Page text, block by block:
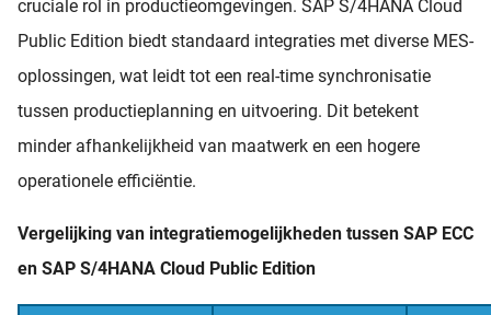
cruciale rol in productieomgevingen. SAP S/4HANA Cloud
Public Edition biedt standaard integraties met diverse MES-
oplossingen, wat leidt tot een real-time synchronisatie
tussen productieplanning en uitvoering. Dit betekent
minder afhankelijkheid van maatwerk en een hogere
operationele efficiëntie.
Vergelijking van integratiemogelijkheden tussen SAP ECC
en SAP S/4HANA Cloud Public Edition